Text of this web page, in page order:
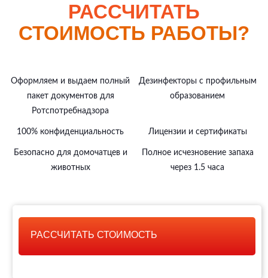
РАССЧИТАТЬ
СТОИМОСТЬ РАБОТЫ?
Оформляем и выдаем полный
пакет документов для
Ротспотребнадзора
Дезинфекторы с профильным
образованием
100% конфиденциальность Лицензии и сертификаты
Безопасно для домочатцев и
животных
Полное исчезновение запаха
через 1.5 часа
РАССЧИТАТЬ СТОИМОСТЬ